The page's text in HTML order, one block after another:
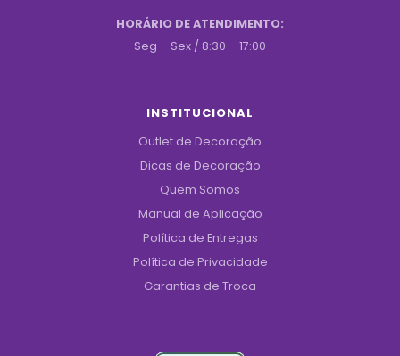
HORÁRIO DE ATENDIMENTO:
Seg – Sex / 8:30 – 17:00
INSTITUCIONAL
Outlet de Decoração
Dicas de Decoração
Quem Somos
Manual de Aplicação
Política de Entregas
Política de Privacidade
Garantias de Troca